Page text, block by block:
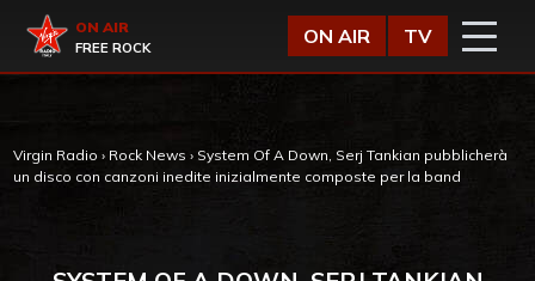
Virgin Radio
ON AIR
FREE ROCK
ON AIR TV
Virgin Radio › Rock News › System Of A Down, Serj Tankian pubblicherà
un disco con canzoni inedite inizialmente composte per la band